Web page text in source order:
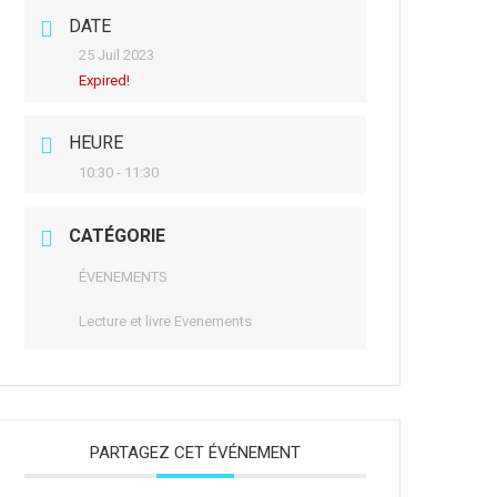
DATE
25 Juil 2023
Expired!
HEURE
10:30 - 11:30
CATÉGORIE
ÉVENEMENTS
Lecture et livre Evenements
PARTAGEZ CET ÉVÉNEMENT